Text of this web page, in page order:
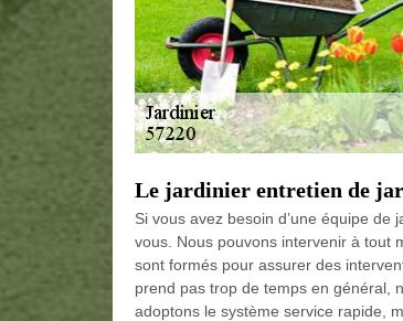
Le jardinier entretien de
Si vous avez besoin d’une équipe de
vous. Nous pouvons intervenir à tout
sont formés pour assurer des
prend pas trop de temps en général,
adoptons le système service rapide,